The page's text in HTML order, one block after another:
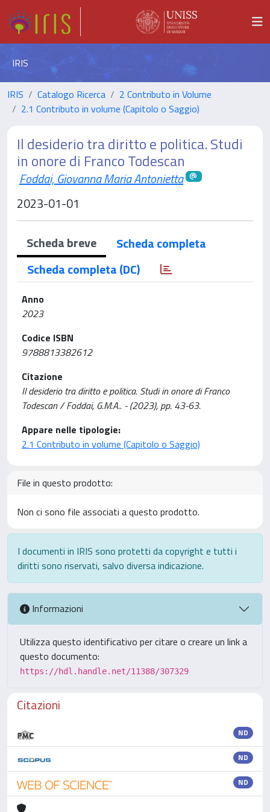
IRIS
IRIS Catalogo Ricerca
2 Contributo in Volume
2.1 Contributo in volume (Capitolo o Saggio)
Il desiderio tra diritto e politica. Studi
in onore di Franco Todescan
Foddai, Giovanna Maria Antonietta
2023-01-01
Scheda breve
Scheda completa
Scheda completa (DC)
Anno
2023
Codice ISBN
9788813382612
Citazione
Il desiderio tra diritto e politica. Studi in onore di Franco
Todescan / Foddai, G.M.A.. - (2023), pp. 43-63.
Appare nelle tipologie:
2.1 Contributo in volume (Capitolo o Saggio)
File in questo prodotto:
Non ci sono file associati a questo prodotto.
I documenti in IRIS sono protetti da copyright e tutti i
diritti sono riservati, salvo diversa indicazione.
Informazioni
Utilizza questo identificativo per citare o creare un link a
questo documento:
https://hdl.handle.net/11388/307329
Citazioni
ND
ND
ND